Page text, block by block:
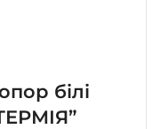
білі